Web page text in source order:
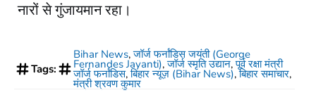
नारों से गुंजायमान रहा।
Tags:
Bihar News,जॉर्ज फर्नांडिस जयंती (George
Fernandes Jayanti),जॉर्ज स्मृति उद्यान,पूर्व रक्षा मंत्री
जॉर्ज फर्नांडिस,बिहार न्यूज़ (Bihar News),बिहार समाचार,
मंत्री श्रवण कुमार